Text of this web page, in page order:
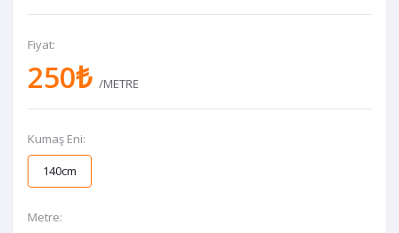
Fiyat:
250₺ /METRE
Kumaş Eni:
140cm
Metre: